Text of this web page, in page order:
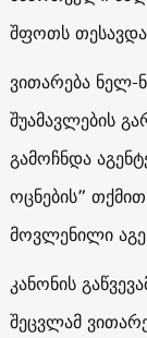
შფოთს თესავდა
ვითარება ნელ-
შუამავლების
გამოჩნდა
ოცნების”
მოვლენილი
კანონის
შეცვლამ